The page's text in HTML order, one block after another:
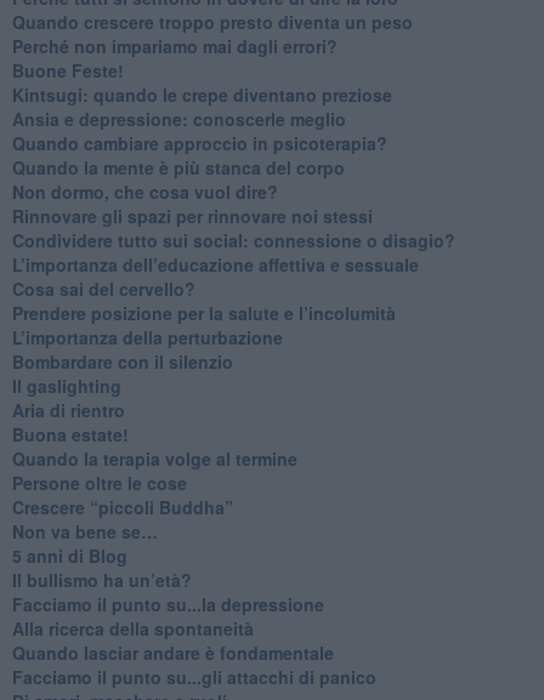
​Quando crescere troppo presto diventa un peso
​Perché non impariamo mai dagli errori?
​Buone Feste!
​Kintsugi: quando le crepe diventano preziose
Ansia e depressione: conoscerle meglio
Quando cambiare approccio in psicoterapia?
​Quando la mente è più stanca del corpo
Non dormo, che cosa vuol dire?
​Rinnovare gli spazi per rinnovare noi stessi
​Condividere tutto sui social: connessione o disagio?
​L’importanza dell’educazione affettiva e sessuale
​Cosa sai del cervello?
Prendere posizione per la salute e l’incolumità
L’importanza della perturbazione
​Bombardare con il silenzio
Il gaslighting
Aria di rientro
Buona estate!
​Quando la terapia volge al termine
​Persone oltre le cose
​Crescere “piccoli Buddha”
Non va bene se…
​5 anni di Blog
​Il bullismo ha un’età?
Facciamo il punto su...la depressione
​Alla ricerca della spontaneità
​Quando lasciar andare è fondamentale
Facciamo il punto su...gli attacchi di panico